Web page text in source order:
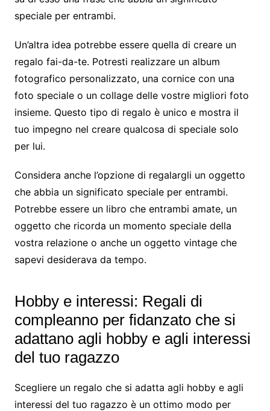
speciale per entrambi.
Un’altra idea potrebbe essere quella di creare un
regalo fai-da-te. Potresti realizzare un album
fotografico personalizzato, una cornice con una
foto speciale o un collage delle vostre migliori foto
insieme. Questo tipo di regalo è unico e mostra il
tuo impegno nel creare qualcosa di speciale solo
per lui.
Considera anche l’opzione di regalargli un oggetto
che abbia un significato speciale per entrambi.
Potrebbe essere un libro che entrambi amate, un
oggetto che ricorda un momento speciale della
vostra relazione o anche un oggetto vintage che
sapevi desiderava da tempo.
Hobby e interessi: Regali di
compleanno per fidanzato che si
adattano agli hobby e agli interessi
del tuo ragazzo
Scegliere un regalo che si adatta agli hobby e agli
interessi del tuo ragazzo è un ottimo modo per